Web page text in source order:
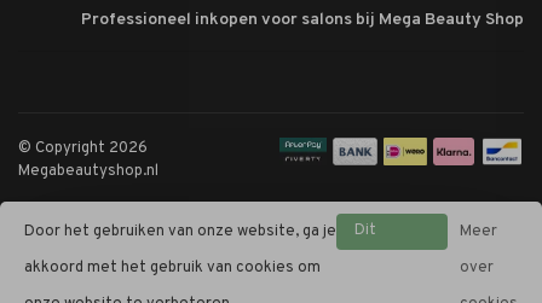
Professioneel inkopen voor salons bij Mega Beauty Shop
© Copyright 2026
Megabeautyshop.nl
Door het gebruiken van onze website, ga je
akkoord met het gebruik van cookies om
Dit
Meer
over